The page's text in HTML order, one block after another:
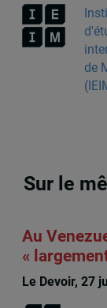
de
Sur le
Au
«
Le Devoir, 27